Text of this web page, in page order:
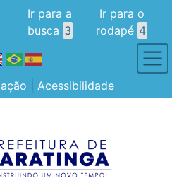
Ir para a
busca 3
Ir para o
rodapé 4
Acessibilidade